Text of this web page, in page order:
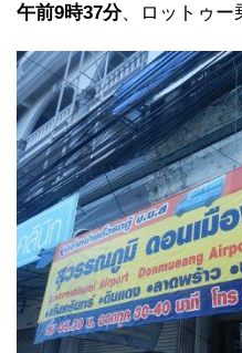
午前9時37分、ロットゥー